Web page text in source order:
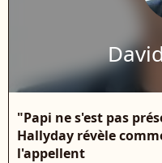
"Papi ne s'est pas
Hallyday révèle
l'appellent